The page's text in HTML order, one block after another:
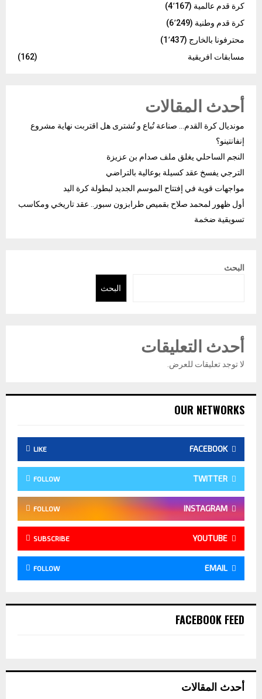
كرة قدم عالمية (4٬167)
كرة قدم وطنية (6٬249)
محترفونا بالخارج (1٬437)
مسابقات افريقية
(162)
أحدث المقالات
مونديال كرة القدم… صناعة تُباع و تُشترى هل اقتربت نهاية مشروع
إنفانتينو؟
النجم الساحلي يغلق ملف صدام بن عزيزة
الترجي يفسخ عقد كسيلة بوعالية بالتراضي
مواجهات قوية في إفتتاح الموسم الجديد لبطولة كرة اليد
أول ظهور لمحمد صلاح بقميص طرابزون سبور.. عقد تاريخي ومكاسب
تسويقية ضخمة
البحث
البحث
أحدث التعليقات
لا توجد تعليقات للعرض.
OUR NETWORKS
FACEBOOK
LIKE
TWITTER
FOLLOW
INSTAGRAM
FOLLOW
YOUTUBE
SUBSCRIBE
EMAIL
FOLLOW
FACEBOOK FEED
أحدث المقالات